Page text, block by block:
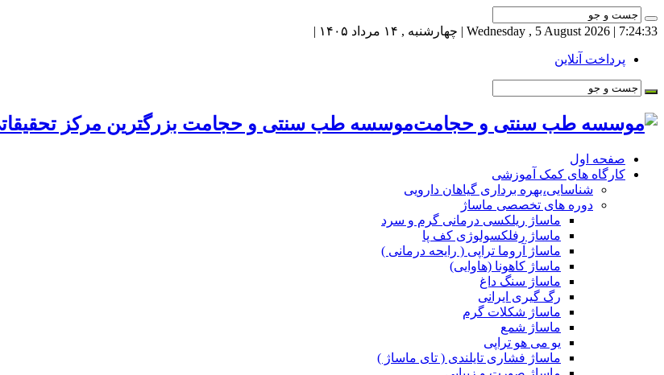
7:24:34 | Wednesday , 5 August 2026 | چهارشنبه , ۱۴ مرداد ۱۴۰۵ |
پرداخت آنلاین
موسسه طب سنتی و حجامت بزرگترين مركز
صفحه اول
کارگاه های کمک آموزشی
شناسایی،بهره برداری گیاهان دارویی
دوره های تخصصی ماساژ
ماساژ ریلکسی درمانی گرم و سرد
ماساژ رفلکسولوژی کف پا
ماساژ آروما تراپی ( رایحه درمانی )
ماساژ کاهونا (هاوایی)
ماساژ سنگ داغ
رگ گیری ایرانی
ماساژ شکلات گرم
ماساژ شمع
یو می هو تراپی
ماساژ فشاری تایلندی ( تای ماساژ )